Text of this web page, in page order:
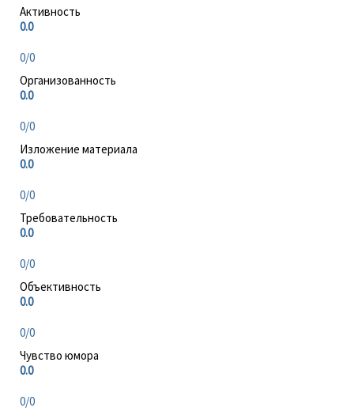
Активность
0.0
0/0
Организованность
0.0
0/0
Изложение материала
0.0
0/0
Требовательность
0.0
0/0
Объективность
0.0
0/0
Чувство юмора
0.0
0/0